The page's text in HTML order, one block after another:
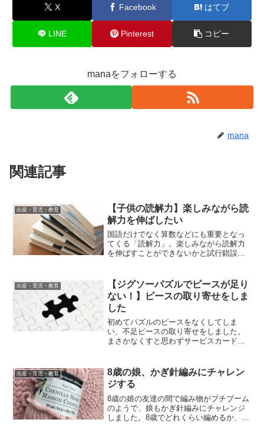
X Facebook はてブ
LINE Pinterest コピー
manaをフォローする
mana
関連記事
出産・育児・教育
【子供の読解力】楽しみながら読
解力を伸ばしたい
国語だけでなく算数などにも重要となっ
てくる「読解力」。楽しみながら読解力
を伸ばすことができないかと試行錯誤し
出産・育児・教育
【ジグソーパズルでピースが足り
ない！】ピースの取り寄せをしま
した
初めてパズルのピースをなくしてしま
い、不足ピースの取り寄せをしました。
まさかなくすと思わずサービスカードも
出産・育児・教育
8歳の娘、かぎ針編みにチャレン
ジする
8歳の娘の友達の間で編み物がプチブーム
のようで、娘もかぎ針編みにチャレンジ
しました。8歳でどれくらい編めるか、編